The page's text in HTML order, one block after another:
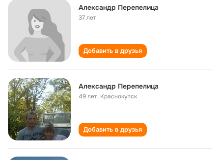
Александр Перепелица
37 лет
Добавить в друзья
Александр Перепелица
49 лет, Краснокутск
Добавить в друзья